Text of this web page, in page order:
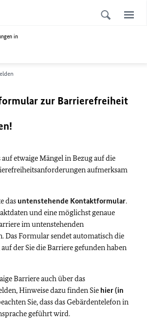
in
zur Barrierefreiheit
etwaige Mängel in Bezug auf die
aufmerksam
das untenstehende Kontaktformular.
und eine möglichst genaue
im untenstehenden
Das Formular sendet automatisch die
auf der Sie die Barriere gefunden haben
Barriere auch über das
Hinweise dazu finden Sie hier (in
Sie, dass das Gebärdentelefon in
geführt wird.